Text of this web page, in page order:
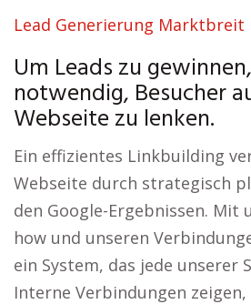
Lead Generierung Marktbreit
Um Leads zu
notwendig, Besucher
Webseite zu lenken.
Ein effizientes Linkbuilding
Webseite durch strategisch
den Google-Ergebnissen. Mit
how und unseren
ein System, das jede unserer
Interne Verbindungen zeigen,